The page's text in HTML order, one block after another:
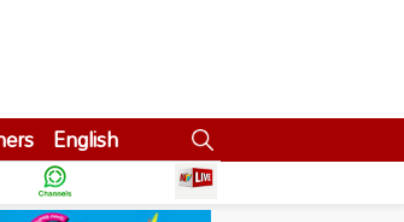
English